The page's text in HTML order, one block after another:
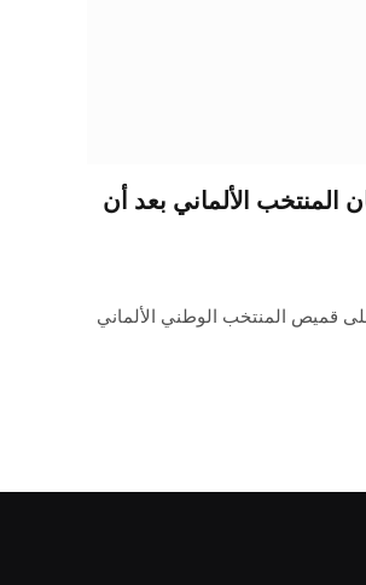
“44” على قمصان المنتخب الألماني بعد أن
أديداس المشجعين من تخصيص الرقم “44” على قميص المنتخب الوطني الألماني